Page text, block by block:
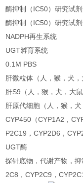
酶抑制（IC50）研究试
酶抑制（IC50）研究试剂
NADPH再生系统
UGT孵育系统
0.1M PBS
肝微粒体（人，猴，犬，
肝S9（人，猴，犬，大鼠
肝原代细胞（人，猴，犬
CYP450（CYP1A2，
P2C19，CYP2D6，
UGT酶
探针底物，代谢产物，
2C8，CYP2C9，